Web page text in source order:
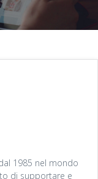
1985 nel mondo
di supportare e